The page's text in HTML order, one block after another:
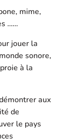
mime,
……
jouer la
sonore,
à la
aux
de
le pays